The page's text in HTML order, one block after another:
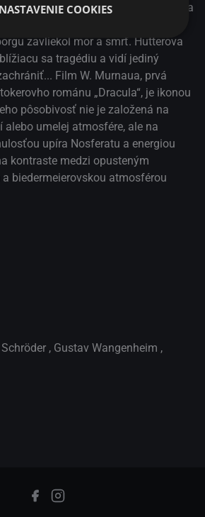
so stopami po uhryznutí na krku a
identitu, Hutter nedokáže zabrániť
zavliekol mor a smrť. Hutterova
sa tragédiu a vidí jediný
Film W. Murnaua, prvá
románu „Dracula“, je ikonou
pôsobivosť nie je založená na
umelej atmosfére, ale na
upíra Nosferatu a energiou
kontraste medzi opusteným
biedermeierovskou atmosférou
, Gustav Wangenheim ,
HTML5.
NASTAVENIE COOKIES